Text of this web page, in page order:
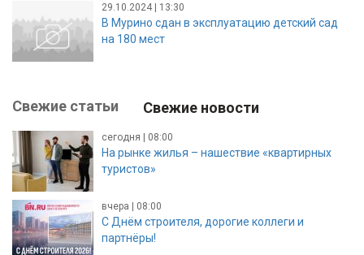
29.10.2024 | 13:30
В Мурино сдан в эксплуатацию детский сад
на 180 мест
Свежие статьи Свежие новости
сегодня | 08:00
На рынке жилья – нашествие «квартирных
туристов»
вчера | 08:00
С Днём строителя, дорогие коллеги и
партнёры!